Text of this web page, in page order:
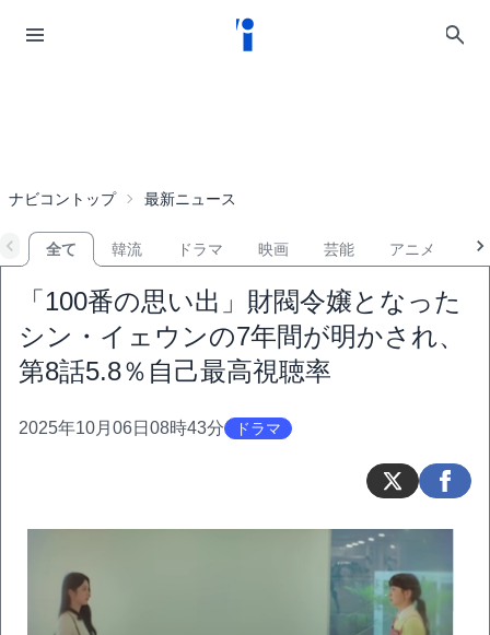
ナビコントップ 最新ニュース
全て 韓流 ドラマ 映画 芸能 アニメ
「100番の思い出」財閥令嬢となった
シン・イェウンの7年間が明かされ、
第8話5.8％自己最高視聴率
2025年10月06日08時43分 ドラマ